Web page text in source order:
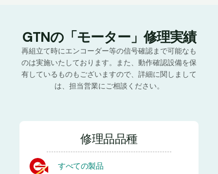
GTNの「モーター」修理実績
再組立て時にエンコーダー等の信号確認まで可能なも
のは実施いたしております。また、動作確認設備を保
有しているものもございますので、詳細に関しまして
は、担当営業にご相談ください。
修理品品種
すべての製品